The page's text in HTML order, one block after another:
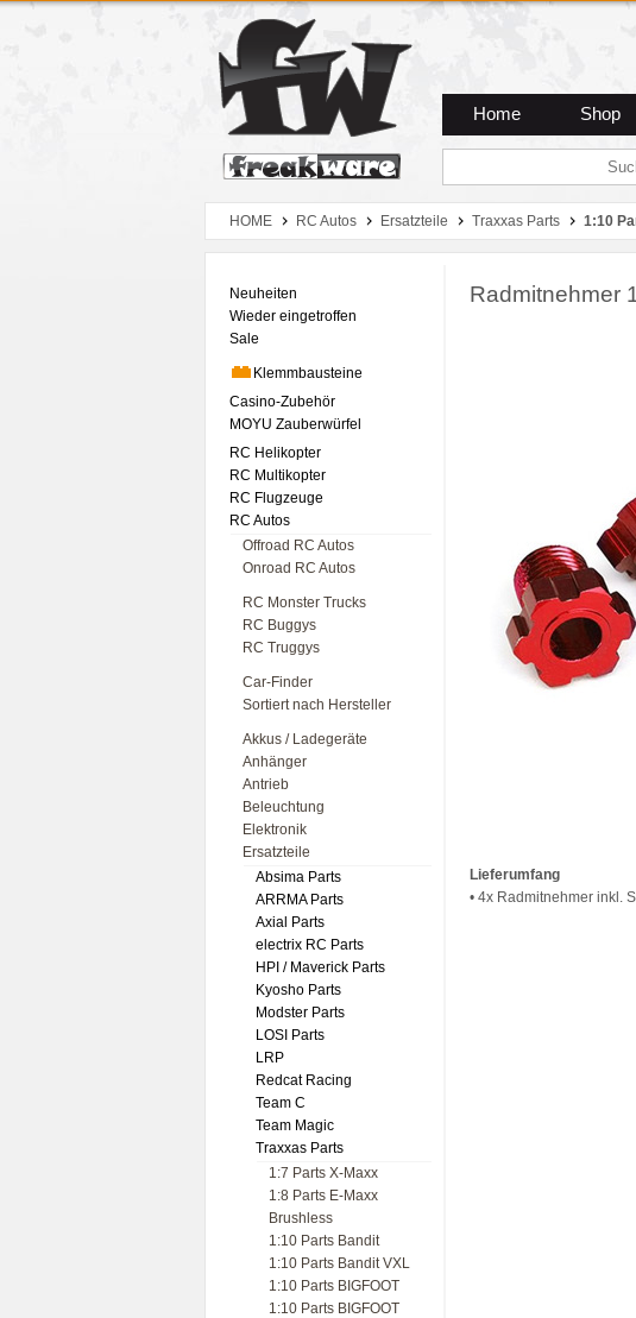
Zum Hauptmenue
Zum Seiteninhalt
Zum Warenkob
Home Shop
HOME RC Autos Ersatzteile Traxxas Parts 1:10
Neuheiten
Wieder eingetroffen
Sale
Klemmbausteine
Casino-Zubehör
MOYU Zauberwürfel
RC Helikopter
RC Multikopter
RC Flugzeuge
RC Autos
Offroad RC Autos
Onroad RC Autos
RC Monster Trucks
RC Buggys
RC Truggys
Car-Finder
Sortiert nach Hersteller
Akkus / Ladegeräte
Anhänger
Antrieb
Beleuchtung
Elektronik
Ersatzteile
Absima Parts
ARRMA Parts
Axial Parts
electrix RC Parts
HPI / Maverick Parts
Kyosho Parts
Modster Parts
LOSI Parts
LRP
Redcat Racing
Team C
Team Magic
Traxxas Parts
1:7 Parts X-Maxx
1:8 Parts E-Maxx
Brushless
1:10 Parts Bandit
1:10 Parts Bandit VXL
1:10 Parts BIGFOOT
1:10 Parts BIGFOOT
Radmitnehmer
Lieferumfang
• 4x Radmitnehmer inkl.